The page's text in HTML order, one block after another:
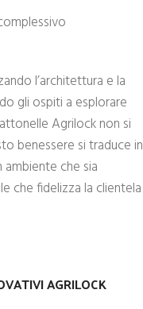
l’architettura e la
gli ospiti a esplorare
Agrilock non si
benessere si traduce in
che sia
che fidelizza la clientela
AGRILOCK